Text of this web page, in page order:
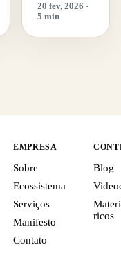
20 fev, 2026 ·
5 min
EMPRESA
Sobre
Ecossistema
Serviços
Manifesto
Contato
Blog
ricos